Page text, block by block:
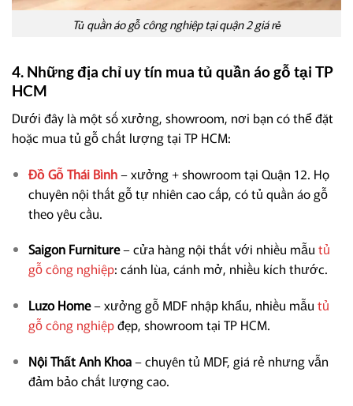
Tủ quần áo gỗ công nghiệp tại quận 2 giá rẻ
4. Những địa chỉ uy tín mua tủ quần áo gỗ tại TP
HCM
Dưới đây là một số xưởng, showroom, nơi bạn có thể đặt
hoặc mua tủ gỗ chất lượng tại TP HCM:
Đồ Gỗ Thái Bình– xưởng + showroom tại Quận 12. Họ
chuyên nội thất gỗ tự nhiên cao cấp, có tủ quần áo gỗ
theo yêu cầu.
Saigon Furniture– cửa hàng nội thất với nhiều mẫu tủ
gỗ công nghiệp: cánh lùa, cánh mở, nhiều kích thước.
Luzo Home– xưởng gỗ MDF nhập khẩu, nhiều mẫu tủ
gỗ công nghiệpđẹp, showroom tại TP HCM.
Nội Thất Anh Khoa– chuyên tủ MDF, giá rẻ nhưng vẫn
đảm bảo chất lượng cao.